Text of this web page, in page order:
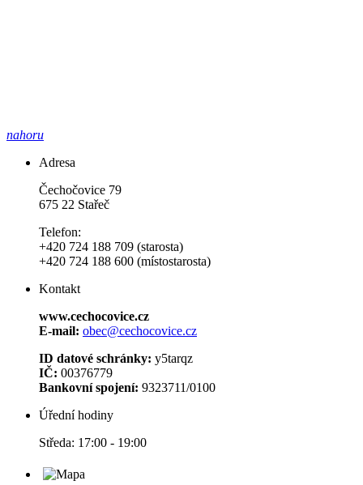
nahoru
Adresa
Čechočovice 79
675 22 Stařeč
Telefon:
+420 724 188 709 (starosta)
+420 724 188 600 (místostarosta)
Kontakt
www.cechocovice.cz
E-mail: obec@cechocovice.cz
ID datové schránky: y5tarqz
IČ: 00376779
Bankovní spojení: 9323711/0100
Úřední hodiny
Středa: 17:00 - 19:00